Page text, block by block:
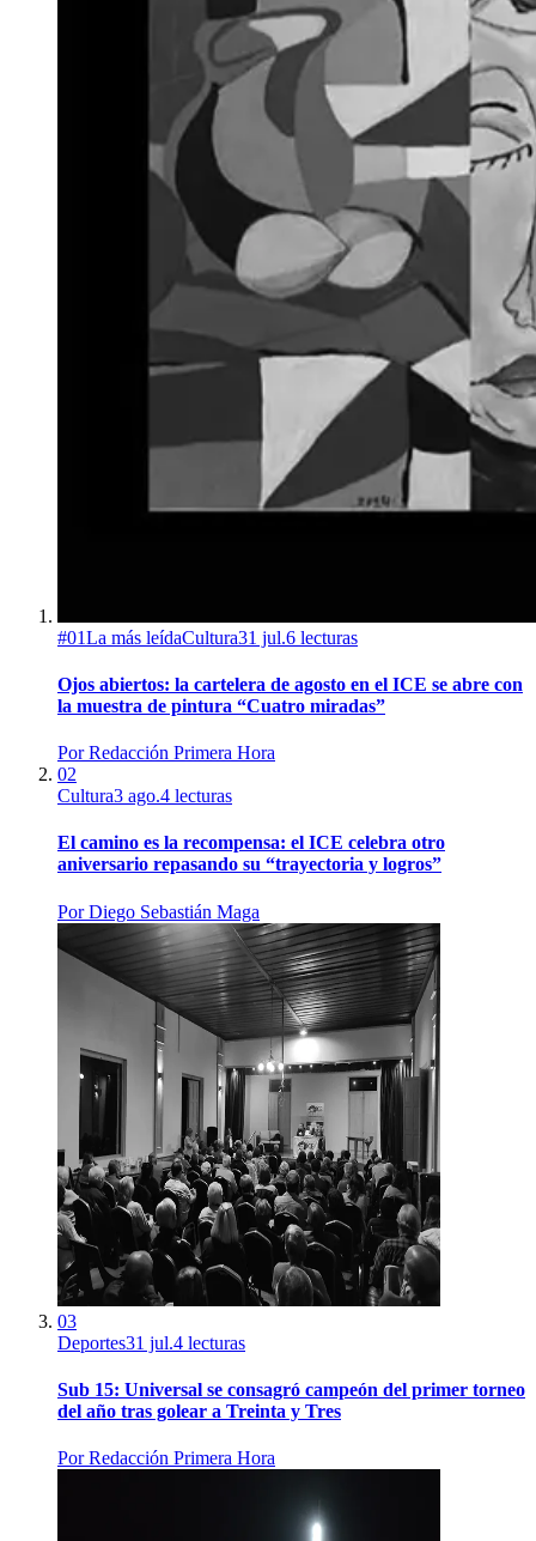
#01La más leídaCultura31 jul.6 lecturas
Ojos abiertos: la cartelera de agosto en el ICE se abre con
la muestra de pintura “Cuatro miradas”
PorRedacción Primera Hora
02
Cultura3 ago.4 lecturas
El camino es la recompensa: el ICE celebra otro
aniversario repasando su “trayectoria y logros”
PorDiego Sebastián Maga
03
Deportes31 jul.4 lecturas
Sub 15: Universal se consagró campeón del primer torneo
del año tras golear a Treinta y Tres
PorRedacción Primera Hora